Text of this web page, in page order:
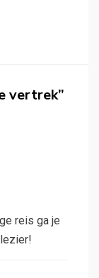
vertrek”
reis ga je